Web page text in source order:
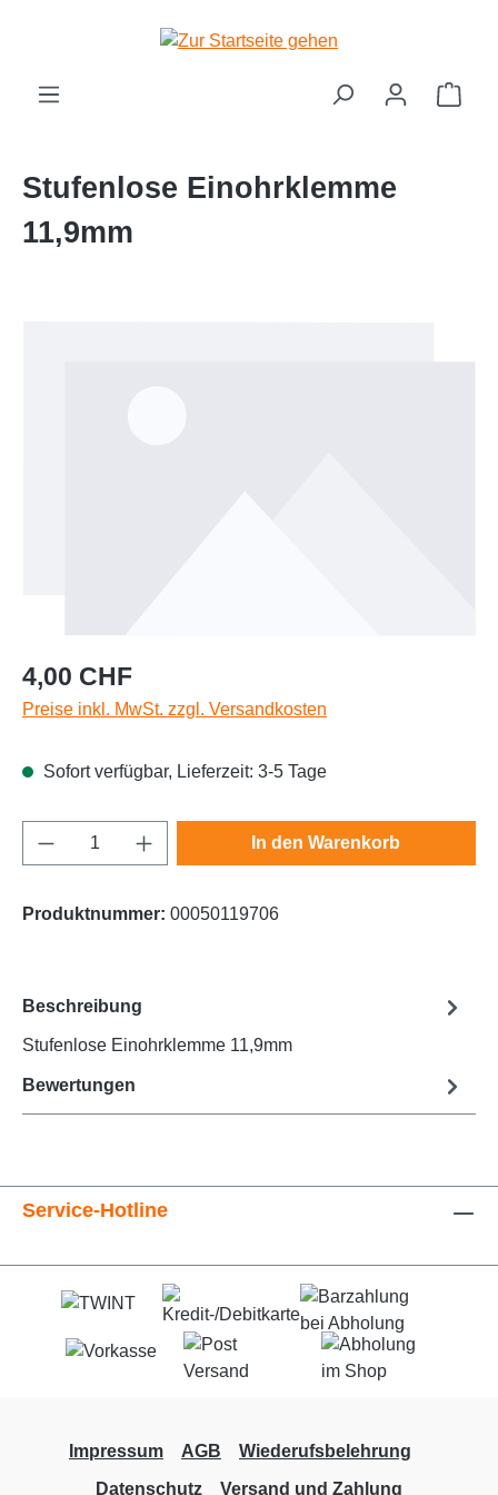
Zum Hauptinhalt springen
Stufenlose Einohrklemme
11,9mm
Regulärer Preis:
4,00 CHF
Preise inkl. MwSt. zzgl. Versandkosten
Sofort verfügbar, Lieferzeit: 3-5 Tage
Produkt Anzahl: Gib den gewünschten
In den Warenkorb
Produktnummer: 00050119706
Beschreibung
Stufenlose Einohrklemme 11,9mm
Bewertungen
Service-Hotline
Impressum AGB
Wiederufsbelehrung
Datenschutz
Versand und Zahlung